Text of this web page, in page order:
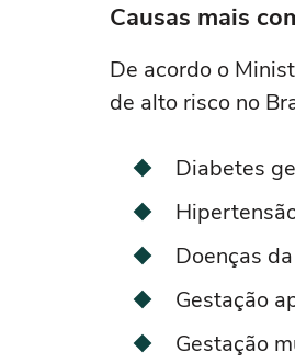
Causas mais
De acordo o
de alto risco no
Diabetes
Doenças da
Gestação
Gestação